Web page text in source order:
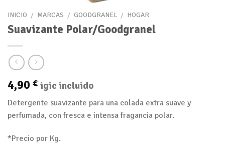
INICIO / MARCAS / GOODGRANEL / HOGAR
Suavizante Polar/Goodgranel
4,90 € igic incluido
Detergente suavizante para una colada extra suave y
perfumada, con fresca e intensa fragancia polar.
*Precio por Kg.